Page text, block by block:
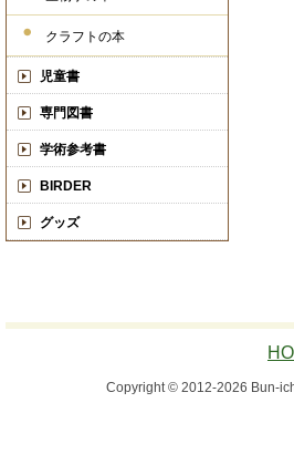
クラフトの本
児童書
専門図書
学術参考書
BIRDER
グッズ
Copyright © 2012-2026 Bun-